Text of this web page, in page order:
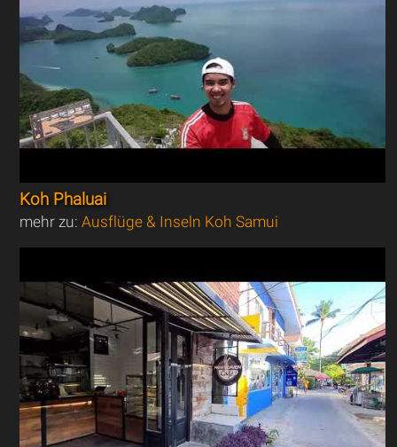
Koh Phaluai
mehr zu:Ausflüge & Inseln Koh Samui